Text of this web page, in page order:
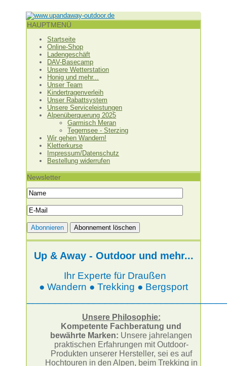
HAUPTMENÜ
Startseite
Online-Shop
Ladengeschäft
DAV-Basecamp
Unsere Wetterstation
Honig und mehr...
Unser Team
Kindertragenverleih
Unser Rabattsystem
Unsere Serviceleistungen
Alpenüberquerung 2025
Garmisch Meran
Tegernsee - Sterzing
Wir gehen Wandern!
Kletterkurse
Impressum/Datenschutz
Bestellung widerrufen
Newsletter
Up & Away - Outdoor und mehr...
Ihr Experte für Draußen
● Wandern ● Trekking ● Bergsport
Unsere Philosophie:
Kompetente Fachberatung und
bewährte Marken: Unsere jahrelangen
praktischen Erfahrungen mit Outdoor-
Produkten unserer Hersteller, sei es auf
Hochtouren in den Alpen, beim Trekking in